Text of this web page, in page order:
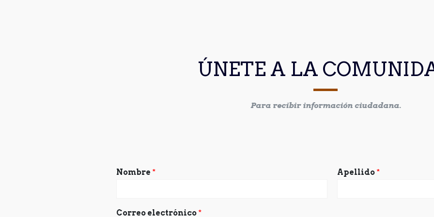
ÚNETE A LA
Para recibir información ciudadana.
Nombre * Apellido *
Correo electrónico *